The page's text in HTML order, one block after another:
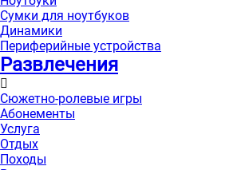
Сумки для ноутбуков
Динамики
Периферийные устройства
Развлечения
Сюжетно-ролевые игры
Абонементы
Услуга
Отдых
Походы